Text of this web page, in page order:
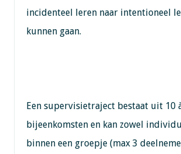
incidenteel leren naar intentioneel
kunnen gaan.
Een supervisietraject bestaat uit 10
bijeenkomsten en kan zowel
binnen een groepje (max 3